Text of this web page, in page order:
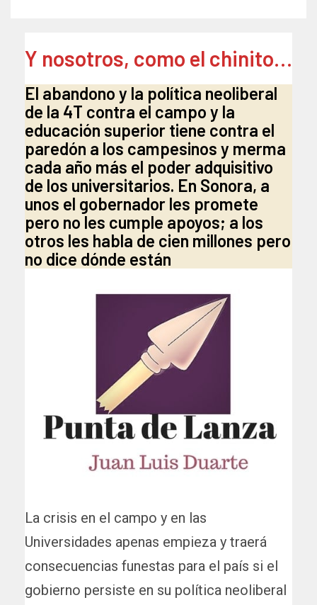
Y nosotros, como el chinito…
El abandono y la política neoliberal
de la 4T contra el campo y la
educación superior tiene contra el
paredón a los campesinos y merma
cada año más el poder adquisitivo
de los universitarios. En Sonora, a
unos el gobernador les promete
pero no les cumple apoyos; a los
otros les habla de cien millones pero
no dice dónde están
La crisis en el campo y en las
Universidades apenas empieza y traerá
consecuencias funestas para el país si el
gobierno persiste en su política neoliberal